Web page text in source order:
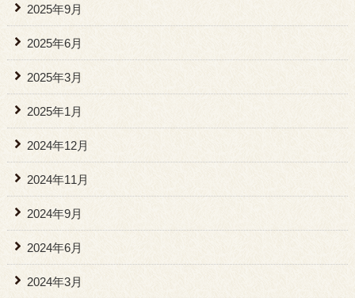
2025年9月
2025年6月
2025年3月
2025年1月
2024年12月
2024年11月
2024年9月
2024年6月
2024年3月